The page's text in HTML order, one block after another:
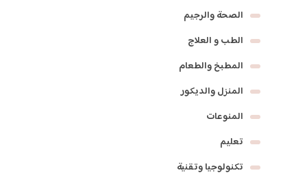
الصحة والرجيم
الطب و العلاج
المطبخ والطعام
المنزل والديكور
المنوعات
تعليم
تكنولوجيا وتقنية